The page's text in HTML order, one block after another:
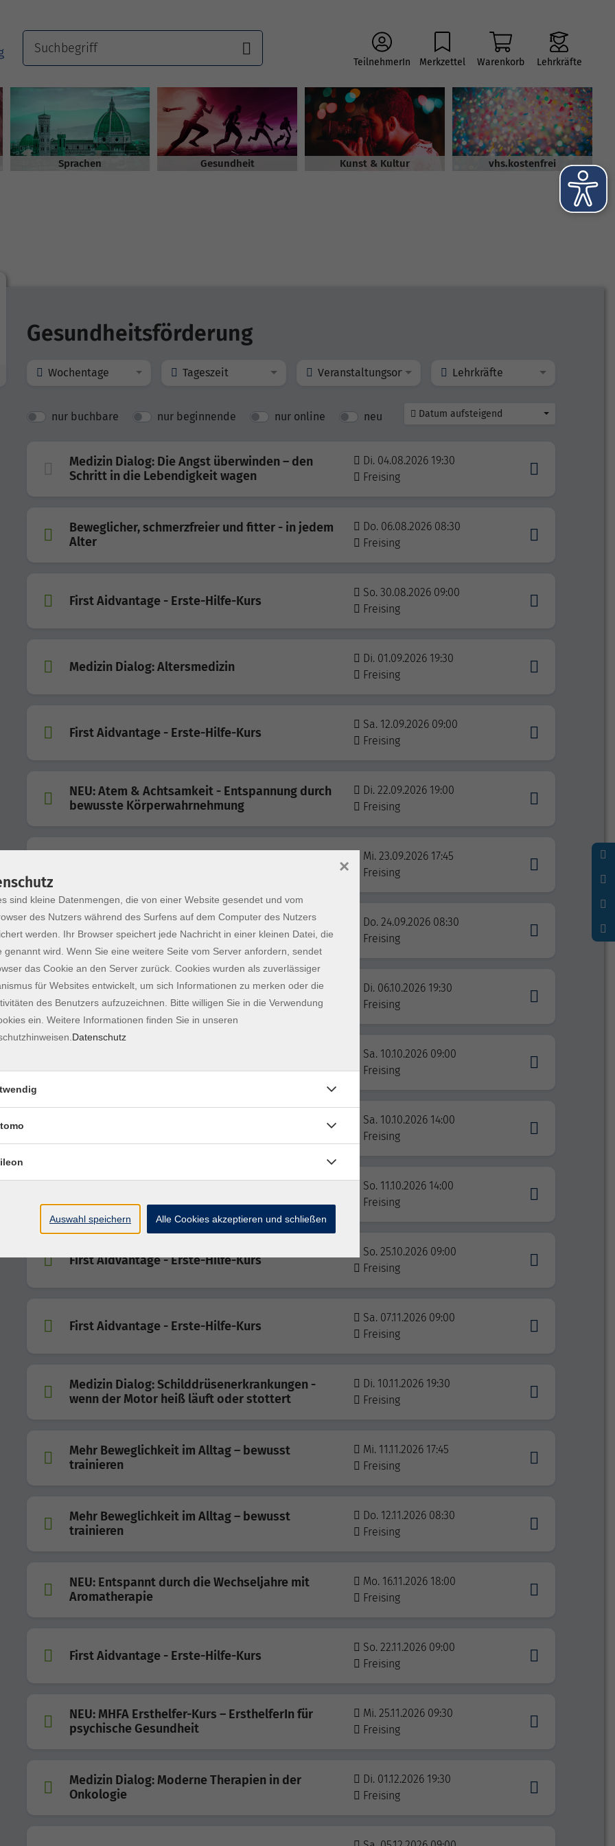
TeilnehmerIn Merkzettel Warenkorb Lehrkräfte
Sprachen Gesundheit Kunst & Kultur vhs.kostenfrei
Gesundheitsförderung
Wochentage Tageszeit Veranstaltungsort Lehrkräfte
nur buchbare nur beginnende nur online neu Datum aufsteigend
Medizin Dialog: Die Angst überwinden – den
Schritt in die Lebendigkeit wagen
Di. 04.08.2026 19:30
Freising
Beweglicher, schmerzfreier und fitter - in jedem
Alter
Do. 06.08.2026 08:30
Freising
First Aidvantage - Erste-Hilfe-Kurs
So. 30.08.2026 09:00
Freising
Medizin Dialog: Altersmedizin
Di. 01.09.2026 19:30
Freising
First Aidvantage - Erste-Hilfe-Kurs
Sa. 12.09.2026 09:00
Freising
NEU: Atem & Achtsamkeit - Entspannung durch
bewusste Körperwahrnehmung
Di. 22.09.2026 19:00
Freising
Mi. 23.09.2026 17:45
Freising
Mehr Beweglichkeit im Alltag – bewusst
trainieren
Do. 24.09.2026 08:30
Freising
Medizin Dialog: Gelenkersatz für Schulter, Hüfte,
Knie - heute ein Routine-Eingr
Di. 06.10.2026 19:30
Freising
Sa. 10.10.2026 09:00
Freising
NEU: Klang und Kinesiologie - Stress lösen durch
Sa. 10.10.2026 14:00
Freising
Workshop
So. 11.10.2026 14:00
Freising
First Aidvantage - Erste-Hilfe-Kurs
So. 25.10.2026 09:00
Freising
First Aidvantage - Erste-Hilfe-Kurs
Sa. 07.11.2026 09:00
Freising
Medizin Dialog: Schilddrüsenerkrankungen -
wenn der Motor heiß läuft oder stottert
Di. 10.11.2026 19:30
Freising
Mehr Beweglichkeit im Alltag – bewusst
trainieren
Mi. 11.11.2026 17:45
Freising
Mehr Beweglichkeit im Alltag – bewusst
trainieren
Do. 12.11.2026 08:30
Freising
NEU: Entspannt durch die Wechseljahre mit
Aromatherapie
Mo. 16.11.2026 18:00
Freising
First Aidvantage - Erste-Hilfe-Kurs
So. 22.11.2026 09:00
Freising
NEU: MHFA Ersthelfer-Kurs – ErsthelferIn für
psychische Gesundheit
Mi. 25.11.2026 09:30
Freising
Medizin Dialog: Moderne Therapien in der
Onkologie
Di. 01.12.2026 19:30
Freising
sind kleine Datenmengen, die von einer Website gesendet und vom
des Nutzers während des Surfens auf dem Computer des Nutzers
werden. Ihr Browser speichert jede Nachricht in einer kleinen Datei, die
genannt wird. Wenn Sie eine weitere Seite vom Server anfordern, sendet
das Cookie an den Server zurück. Cookies wurden als zuverlässiger
für Websites entwickelt, um sich Informationen zu merken oder die
des Benutzers aufzuzeichnen. Bitte willigen Sie in die Verwendung
ein. Weitere Informationen finden Sie in unseren
Datenschutz
×
Auswahl speichern Alle Cookies akzeptieren und schließen